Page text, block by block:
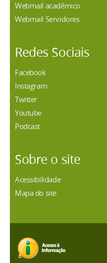
Webmail acadêmico
Webmail Servidores
Redes Sociais
Facebook
Instagram
Twitter
Youtube
Podcast
Sobre o site
Acessibilidade
Mapa do site